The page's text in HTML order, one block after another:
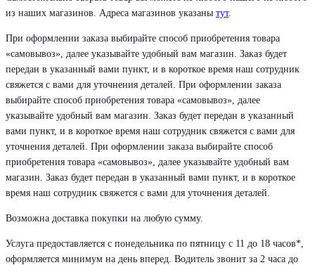
из наших магазинов. Адреса магазинов указаны тут.
При оформлении заказа выбирайте способ приобретения товара
«самовывоз», далее указывайте удобный вам магазин. Заказ будет
передан в указанный вами пункт, и в короткое время наш сотрудник
свяжется с вами для уточнения деталей. При оформлении заказа
выбирайте способ приобретения товара «самовывоз», далее
указывайте удобный вам магазин. Заказ будет передан в указанный
вами пункт, и в короткое время наш сотрудник свяжется с вами для
уточнения деталей. При оформлении заказа выбирайте способ
приобретения товара «самовывоз», далее указывайте удобный вам
магазин. Заказ будет передан в указанный вами пункт, и в короткое
время наш сотрудник свяжется с вами для уточнения деталей.
Возможна доставка покупки на любую сумму.
Услуга предоставляется с понедельника по пятницу с 11 до 18 часов*,
оформляется минимум на день вперед. Водитель звонит за 2 часа до